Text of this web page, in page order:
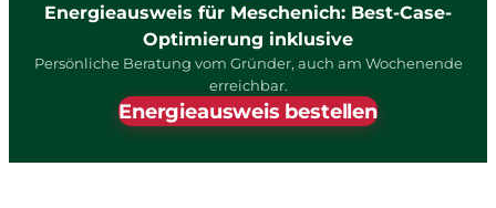
Energieausweis für Meschenich: Best-Case-
Optimierung inklusive
Persönliche Beratung vom Gründer, auch am Wochenende
erreichbar.
Energieausweis bestellen